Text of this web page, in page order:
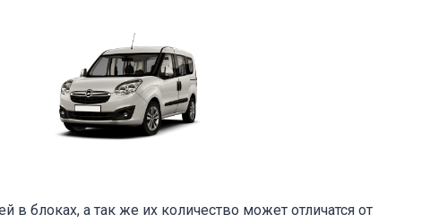
в блоках, а так же их количество может отличатся от